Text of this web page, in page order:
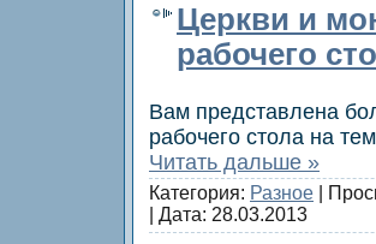
Церкви и
рабочего
Вам представлена
рабочего стола на
Читать дальше »
Категория: Разное |
| Дата: 28.03.2013